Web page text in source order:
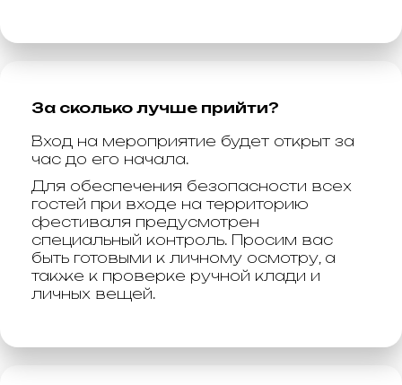
За сколько лучше прийти?
Вход на мероприятие будет открыт за
час до его начала.
Для обеспечения безопасности всех
гостей при входе на территорию
фестиваля предусмотрен
специальный контроль. Просим вас
быть готовыми к личному осмотру, а
также к проверке ручной клади и
личных вещей.